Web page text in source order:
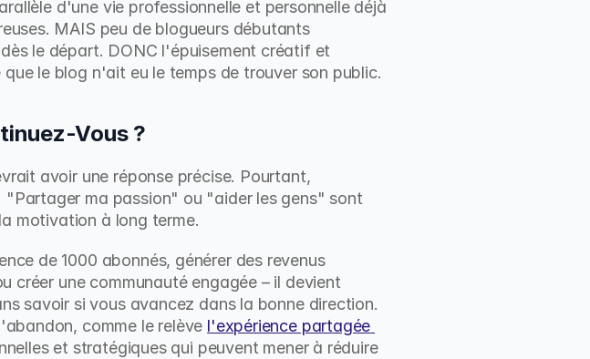
d'une vie professionnelle et personnelle déjà
MAIS peu de blogueurs débutants
le départ. DONC l'épuisement créatif et
le blog n'ait eu le temps de trouver son public.
Vous ?
avoir une réponse précise. Pourtant,
ma passion" ou "aider les gens" sont
motivation à long terme.
de 1000 abonnés, générer des revenus
créer une communauté engagée – il devient
savoir si vous avancez dans la bonne direction.
comme le relève l'expérience partagée
et stratégiques qui peuvent mener à réduire